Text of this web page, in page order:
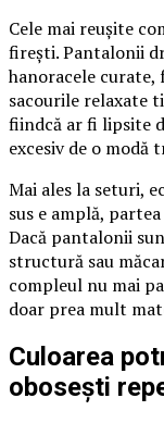
Cele mai reușite
firești. Pantalonii
hanoracele curate,
sacourile relaxate
fiindcă ar fi lipsite
excesiv de o modă
Mai ales la seturi,
sus e amplă,
Dacă pantalonii
structură sau
compleul nu mai
doar prea mult
Culoarea
obosești